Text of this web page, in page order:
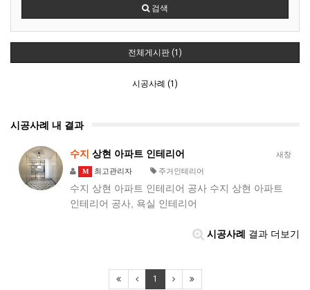
검색
전체게시판 (1)
시공사례 (1)
시공사례 내 결과
새창
수지 상현 아파트 인테리어
M 최고관리자 주거인테리어
수지 상현 아파트 인테리어 공사 수지 상현 아파트
인테리어 공사, 욕실 인테리어
시공사례 결과 더보기
1